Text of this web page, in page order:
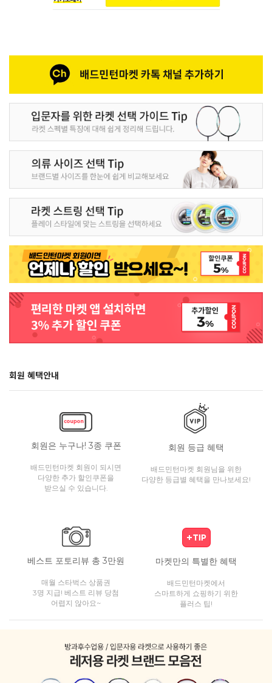
회원 혜택안내
회원은 누구나! 3종 쿠폰
배드민턴마켓 회원이 되시면
다양한 추가 할인쿠폰을
받으실 수 있습니다.
회원 등급 혜택
배드민턴마켓 회원님을 위한
다양한 등급별 혜택을 만나보세요!
베스트 포토리뷰 총 3만원
매월 스타벅스 상품권
3명 지급! 베스트 리뷰 당첨
어렵지 않아요~
마켓만의 특별한 혜택
배드민턴마켓에서
스마트하게 쇼핑하기 위한
플러스 팁!